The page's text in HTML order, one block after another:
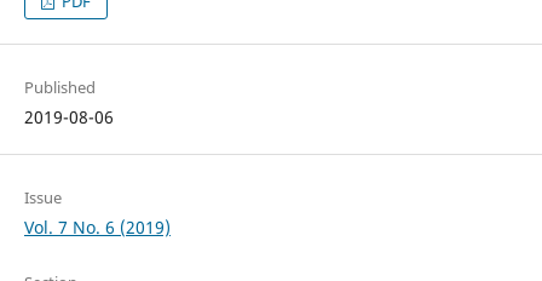
Published
2019-08-06
Issue
Vol. 7 No. 6 (2019)